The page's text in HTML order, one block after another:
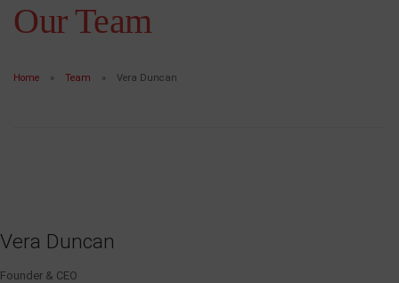
Our Team
Home Team Vera Duncan
Vera Duncan
Founder & CEO